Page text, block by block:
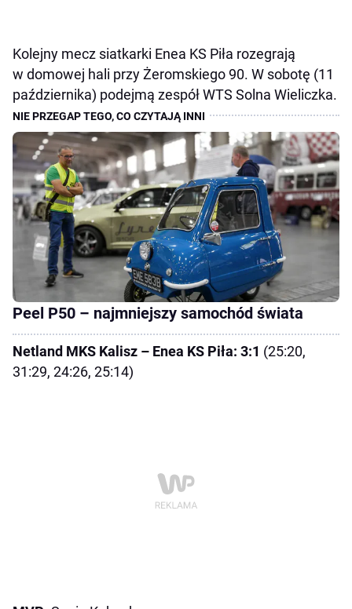
Kolejny mecz siatkarki Enea KS Piła rozegrają
w domowej hali przy Żeromskiego 90. W sobotę (11
października) podejmą zespół WTS Solna Wieliczka.
Peel P50 – najmniejszy samochód świata
Netland MKS Kalisz – Enea KS Piła: 3:1 (25:20,
31:29, 24:26, 25:14)